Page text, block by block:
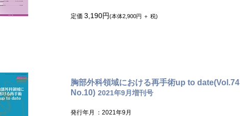
定価 3,190円(本体2,900円 ＋ 税)
胸部外科領域における再手術up to date(Vol.74
No.10) 2021年9月増刊号
発行年月 ：2021年9月